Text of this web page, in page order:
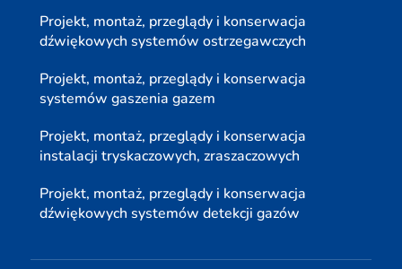
Projekt, montaż, przeglądy i konserwacja
dźwiękowych systemów ostrzegawczych
Projekt, montaż, przeglądy i konserwacja
systemów gaszenia gazem
Projekt, montaż, przeglądy i konserwacja
instalacji tryskaczowych, zraszaczowych
Projekt, montaż, przeglądy i konserwacja
dźwiękowych systemów detekcji gazów